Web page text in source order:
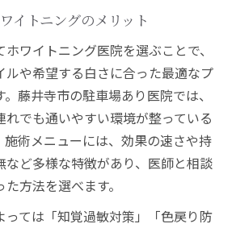
イトニングのメリット
ワイトニング医院を選ぶことで、
ルや希望する白さに合った最適なプ
藤井寺市の駐車場あり医院では、
でも通いやすい環境が整っている
施術メニューには、効果の速さや持
など多様な特徴があり、医師と相談
方法を選べます。
っては「知覚過敏対策」「色戻り防